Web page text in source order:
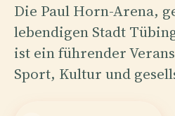
Die Paul Horn-Arena,
lebendigen Stadt
ist ein führender
Sport, Kultur und